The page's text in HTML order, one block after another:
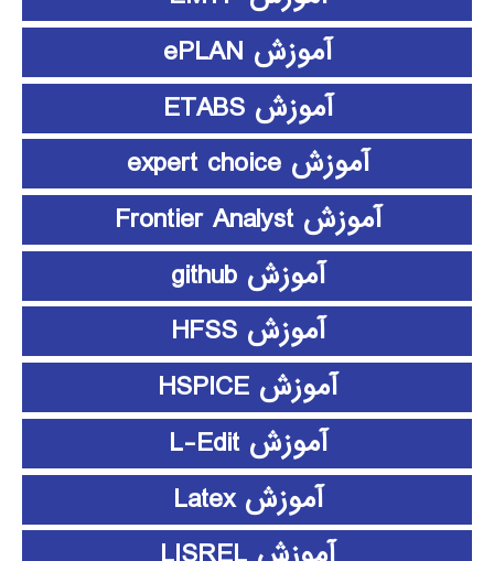
آموزش ePLAN
آموزش ETABS
آموزش expert choice
آموزش Frontier Analyst
آموزش github
آموزش HFSS
آموزش HSPICE
آموزش L-Edit
آموزش Latex